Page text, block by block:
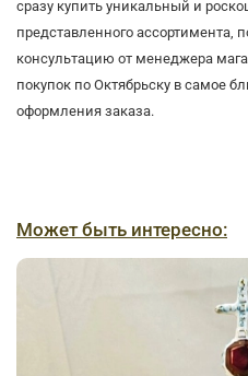
сразу купить уникальный и
представленного ассортимента,
консультацию от менеджера
покупок по Октябрьску в самое
оформления заказа.
Может быть интересно: